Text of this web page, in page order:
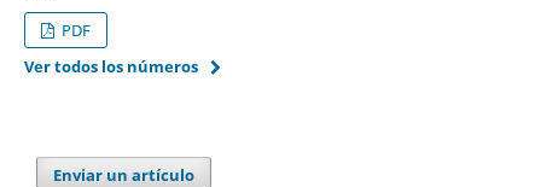
PDF
Ver todos los números
Enviar un artículo